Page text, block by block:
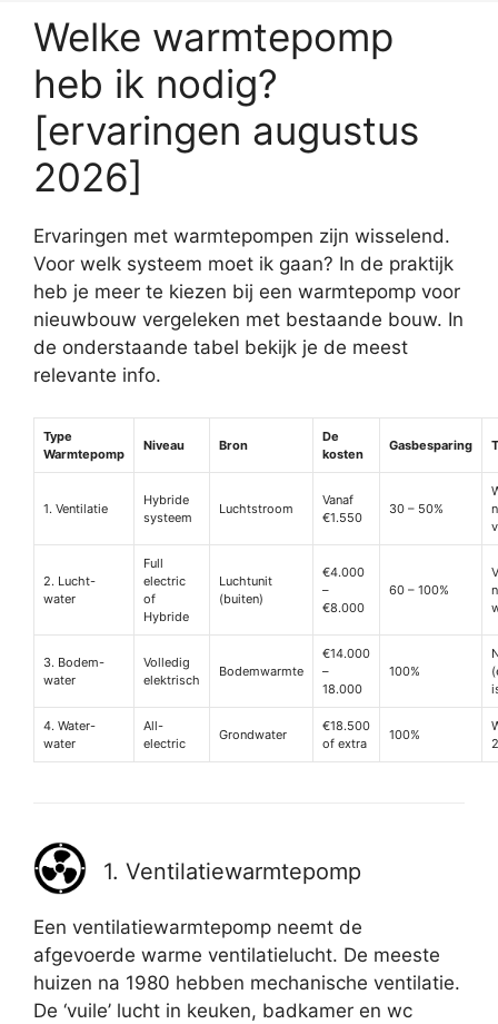
Welke warmtepomp
heb ik nodig?
[ervaringen augustus
2026]
Ervaringen met warmtepompen zijn wisselend.
Voor welk systeem moet ik gaan? In de praktijk
heb je meer te kiezen bij een warmtepomp voor
nieuwbouw vergeleken met bestaande bouw. In
de onderstaande tabel bekijk je de meest
relevante info.
Type
Warmtepomp
Niveau Bron
De
kosten
Gasbesparing
1. Ventilatie
Hybride
systeem
Luchtstroom
Vanaf
€1.550
30 – 50%
2. Lucht-
water
Full
electric
of
Hybride
Luchtunit
(buiten)
€4.000
–
€8.000
60 – 100%
3. Bodem-
water
Volledig
elektrisch
Bodemwarmte
€14.000
–
18.000
100%
4. Water-
water
All-
electric
Grondwater
€18.500
of extra
100%
1. Ventilatiewarmtepomp
Een ventilatiewarmtepomp neemt de
afgevoerde warme ventilatielucht. De meeste
huizen na 1980 hebben mechanische ventilatie.
De ‘vuile’ lucht in keuken, badkamer en wc